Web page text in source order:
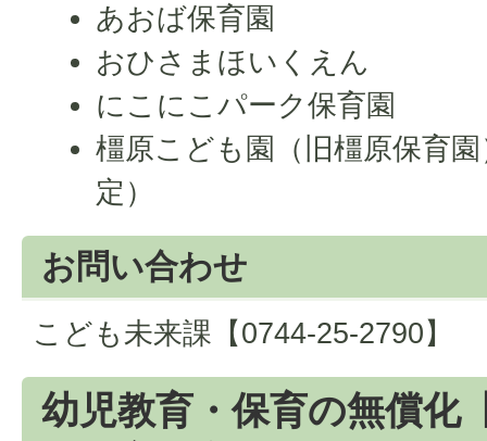
あおば保育園
おひさまほいくえん
にこにこパーク保育園
橿原こども園（旧橿原保育
定）
お問い合わせ
こども未来課【0744-25-2790】
幼児教育・保育の無償化